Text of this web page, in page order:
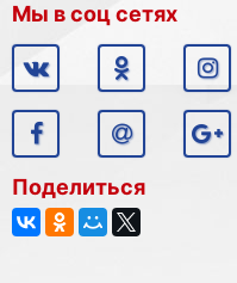
Мы в соц сетях
Поделиться